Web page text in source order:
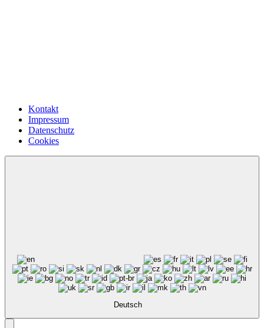
Kontakt
Impressum
Datenschutz
Cookies
Deutsch